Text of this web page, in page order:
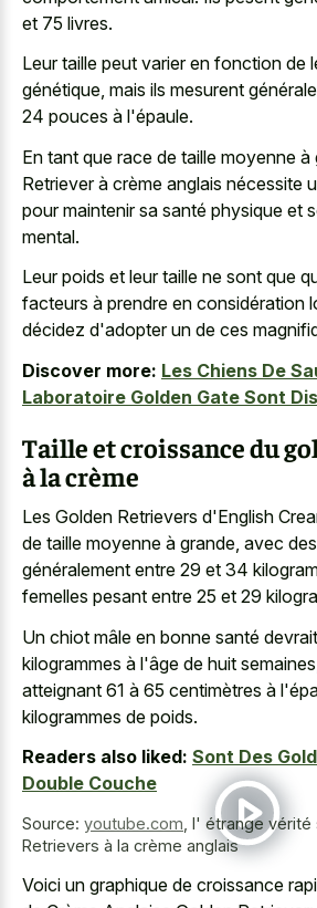
et 75 livres.
Leur taille peut varier en fonction de
génétique, mais ils mesurent
24 pouces à l'épaule.
En tant que race de taille moyenne à
Retriever à crème anglais nécessite
pour maintenir sa santé physique et
mental.
Leur poids et leur taille ne sont que
facteurs à prendre en considération
décidez d'adopter un de ces
Discover more: Les Chiens De
Laboratoire Golden Gate Sont
Taille et croissance du
à la crème
Les Golden Retrievers d'English
de taille moyenne à grande, avec
généralement entre 29 et 34
femelles pesant entre 25 et 29
Un chiot mâle en bonne santé
kilogrammes à l'âge de huit
atteignant 61 à 65 centimètres à
kilogrammes de poids.
Readers also liked: Sont Des
Double Couche
Source: youtube.com l' étrange vérité
Retrievers à la crème anglais
Voici un graphique de croissance